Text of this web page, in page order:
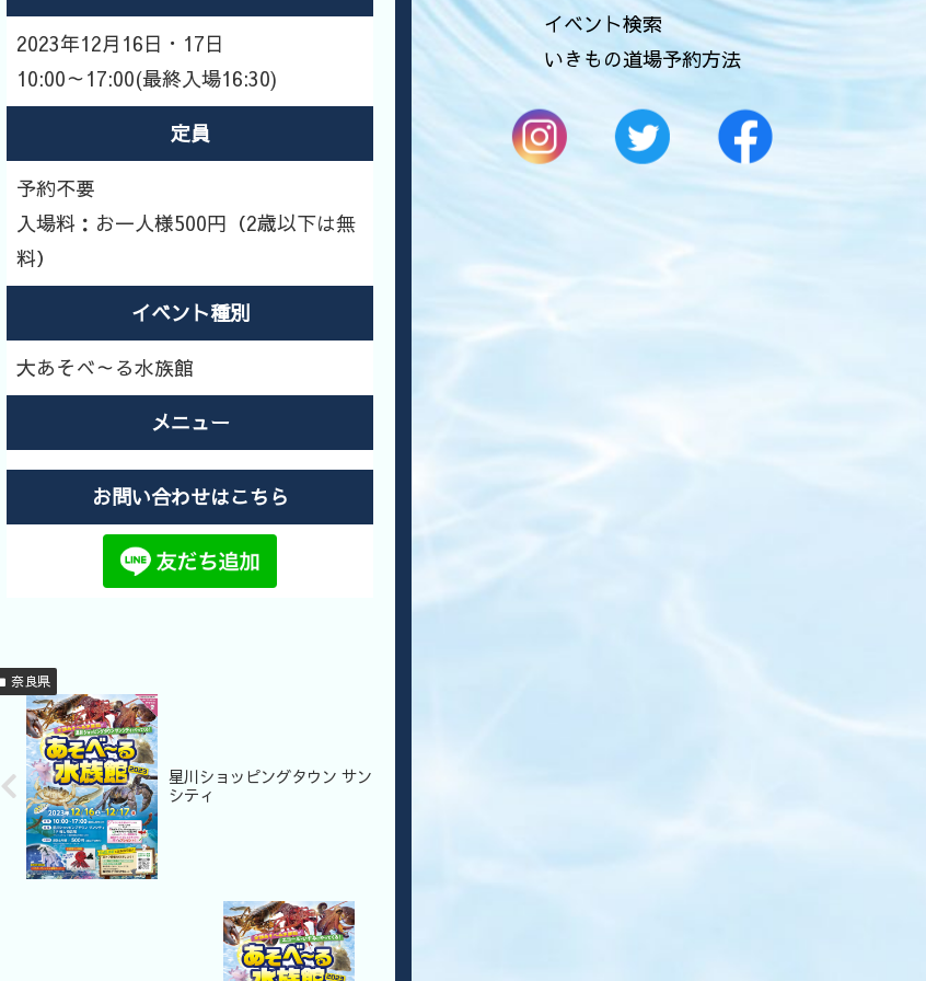
イベント検索
いきもの道場予約方法
2023年12月16日・17日
10:00～17:00(最終入場16:30)
定員
予約不要
入場料：お一人様500円（2歳以下は無
料）
イベント種別
大あそべ～る水族館
メニュー
お問い合わせはこちら
奈良県
星川ショッピングタウン サン
シティ